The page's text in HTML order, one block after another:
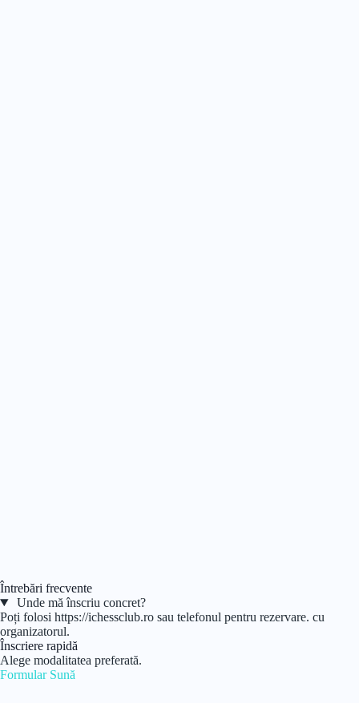
Întrebări frecvente
Unde mă înscriu concret?
Poți folosi https://ichessclub.ro sau telefonul pentru rezervare. cu
organizatorul.
Înscriere rapidă
Alege modalitatea preferată.
Formular Sună